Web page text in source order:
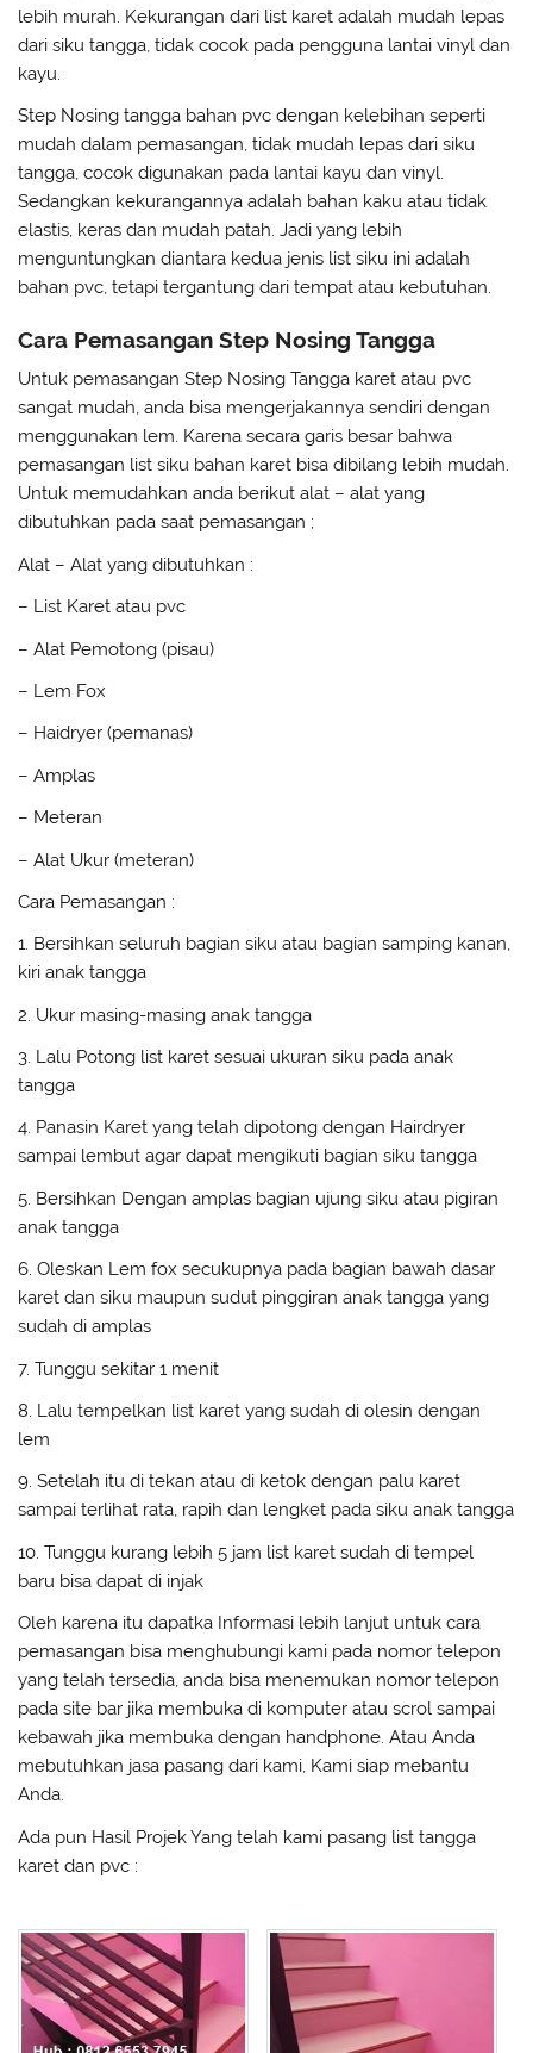
lebih murah. Kekurangan dari list karet adalah mudah lepas
dari siku tangga, tidak cocok pada pengguna lantai vinyl dan
kayu.
Step Nosing tangga bahan pvc dengan kelebihan seperti
mudah dalam pemasangan, tidak mudah lepas dari siku
tangga, cocok digunakan pada lantai kayu dan vinyl.
Sedangkan kekurangannya adalah bahan kaku atau tidak
elastis, keras dan mudah patah. Jadi yang lebih
menguntungkan diantara kedua jenis list siku ini adalah
bahan pvc, tetapi tergantung dari tempat atau kebutuhan.
Cara Pemasangan Step Nosing Tangga
Untuk pemasangan Step Nosing Tangga karet atau pvc
sangat mudah, anda bisa mengerjakannya sendiri dengan
menggunakan lem. Karena secara garis besar bahwa
pemasangan list siku bahan karet bisa dibilang lebih mudah.
Untuk memudahkan anda berikut alat – alat yang
dibutuhkan pada saat pemasangan ;
Alat – Alat yang dibutuhkan :
– List Karet atau pvc
– Alat Pemotong (pisau)
– Lem Fox
– Haidryer (pemanas)
– Amplas
– Meteran
– Alat Ukur (meteran)
Cara Pemasangan :
1. Bersihkan seluruh bagian siku atau bagian samping kanan,
kiri anak tangga
2. Ukur masing-masing anak tangga
3. Lalu Potong list karet sesuai ukuran siku pada anak
tangga
4. Panasin Karet yang telah dipotong dengan Hairdryer
sampai lembut agar dapat mengikuti bagian siku tangga
5. Bersihkan Dengan amplas bagian ujung siku atau pigiran
anak tangga
6. Oleskan Lem fox secukupnya pada bagian bawah dasar
karet dan siku maupun sudut pinggiran anak tangga yang
sudah di amplas
7. Tunggu sekitar 1 menit
8. Lalu tempelkan list karet yang sudah di olesin dengan
lem
9. Setelah itu di tekan atau di ketok dengan palu karet
sampai terlihat rata, rapih dan lengket pada siku anak tangga
10. Tunggu kurang lebih 5 jam list karet sudah di tempel
baru bisa dapat di injak
Oleh karena itu dapatka Informasi lebih lanjut untuk cara
pemasangan bisa menghubungi kami pada nomor telepon
yang telah tersedia, anda bisa menemukan nomor telepon
pada site bar jika membuka di komputer atau scrol sampai
kebawah jika membuka dengan handphone. Atau Anda
mebutuhkan jasa pasang dari kami, Kami siap mebantu
Anda.
Ada pun Hasil Projek Yang telah kami pasang list tangga
karet dan pvc :